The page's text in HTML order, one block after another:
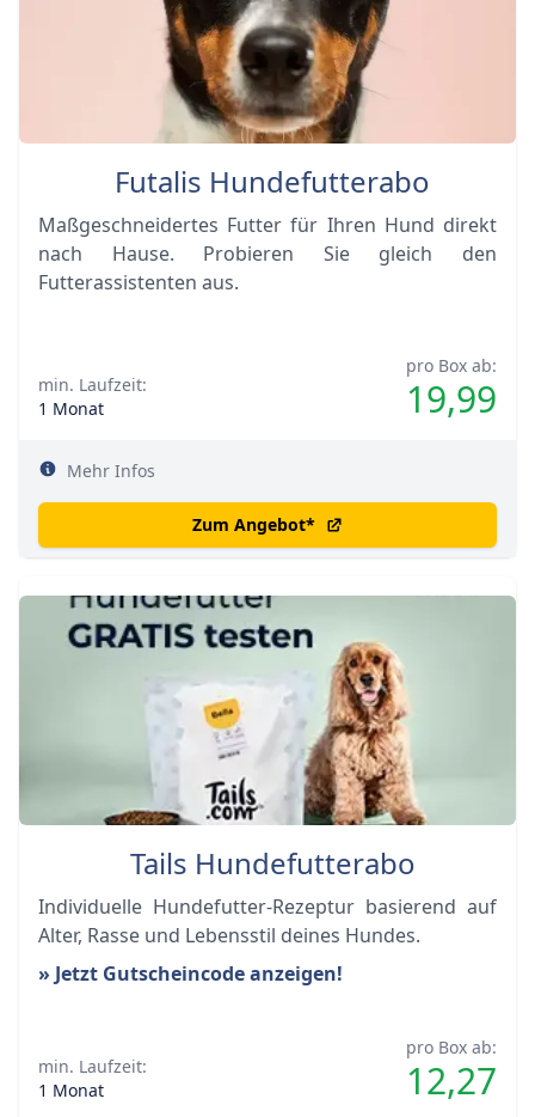
Futalis Hundefutterabo
Maßgeschneidertes Futter für Ihren Hund direkt
nach Hause. Probieren Sie gleich den
Futterassistenten aus.
pro Box ab:
19,99
min. Laufzeit:
1 Monat
Mehr Infos
Zum Angebot*
Tails Hundefutterabo
Individuelle Hundefutter-Rezeptur basierend auf
Alter, Rasse und Lebensstil deines Hundes.
» Jetzt Gutscheincode anzeigen!
pro Box ab:
12,27
min. Laufzeit:
1 Monat